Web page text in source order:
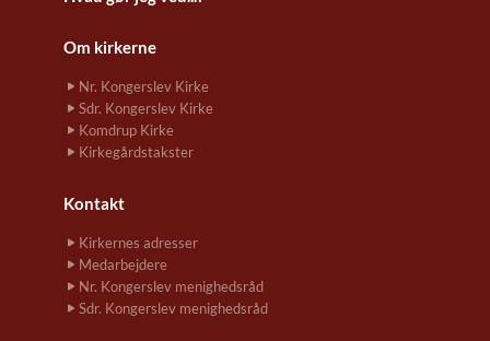
Om kirkerne
Nr. Kongerslev Kirke
Sdr. Kongerslev Kirke
Komdrup Kirke
Kirkegårdstakster
Kontakt
Kirkernes adresser
Medarbejdere
Nr. Kongerslev menighedsråd
Sdr. Kongerslev menighedsråd